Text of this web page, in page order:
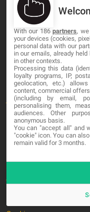
MA-NO WEB DESIGN AND
C/ Nuredduna 22, 1-3,
Palma de Mallorca, Baleares
OUR COMPANY
About
Blog
Contact
Terminos y Condiciones
With our 186partners,
your devices (cookies,
personal data with our
in our emails, already
in other contexts.
Processing this data
loyalty programs, IP,
geolocation, etc.)
content, commercial
(including by email,
personalising them,
audiences. Other
anonymous basis.
You can "accept all" and
"cookie" icon. You can
remain valid for 3 months.